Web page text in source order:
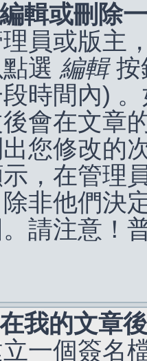
輯或刪除
員或版主
選 編輯按
時間內)
會在文章
您修改的
，在管理
非他們決
請注意！
我的文章
一個簽名